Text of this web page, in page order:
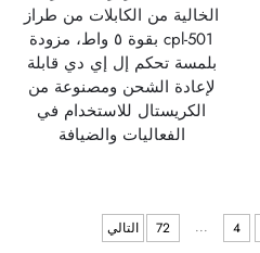
الخالية من الكابلات من طراز
cpl-501 بقوة ٥ واط، مزودة
بلمسة تحكم إل إي دي قابلة
لإعادة الشحن ومصنوعة من
الكريستال للاستخدام في
الفعاليات والضيافة
4
...
72 التالي